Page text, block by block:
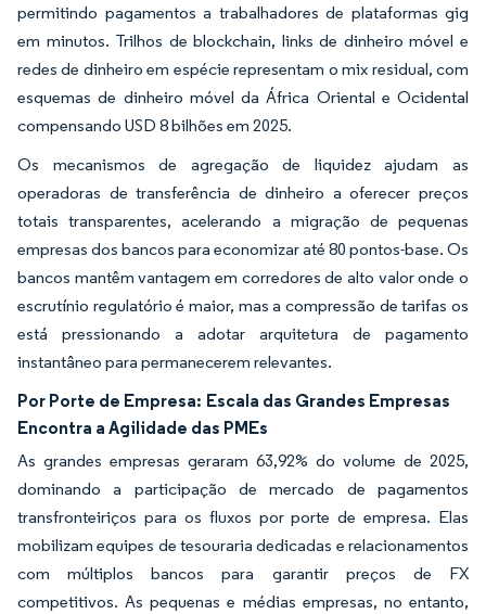
permitindo pagamentos a trabalhadores de plataformas gig
em minutos. Trilhos de blockchain, links de dinheiro móvel e
redes de dinheiro em espécie representam o mix residual, com
esquemas de dinheiro móvel da África Oriental e Ocidental
compensando USD 8 bilhões em 2025.
Os mecanismos de agregação de liquidez ajudam as
operadoras de transferência de dinheiro a oferecer preços
totais transparentes, acelerando a migração de pequenas
empresas dos bancos para economizar até 80 pontos-base. Os
bancos mantêm vantagem em corredores de alto valor onde o
escrutínio regulatório é maior, mas a compressão de tarifas os
está pressionando a adotar arquitetura de pagamento
instantâneo para permanecerem relevantes.
Por Porte de Empresa: Escala das Grandes Empresas
Encontra a Agilidade das PMEs
As grandes empresas geraram 63,92% do volume de 2025,
dominando a participação de mercado de pagamentos
transfronteiriços para os fluxos por porte de empresa. Elas
mobilizam equipes de tesouraria dedicadas e relacionamentos
com múltiplos bancos para garantir preços de FX
competitivos. As pequenas e médias empresas, no entanto,